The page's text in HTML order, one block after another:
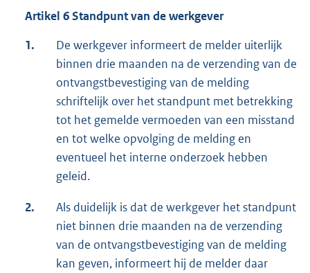
Artikel 6 Standpunt van de werkgever
1.
De werkgever informeert de melder uiterlijk
binnen drie maanden na de verzending van de
ontvangstbevestiging van de melding
schriftelijk over het standpunt met betrekking
tot het gemelde vermoeden van een misstand
en tot welke opvolging de melding en
eventueel het interne onderzoek hebben
geleid.
2.
Als duidelijk is dat de werkgever het standpunt
niet binnen drie maanden na de verzending
van de ontvangstbevestiging van de melding
kan geven, informeert hij de melder daar